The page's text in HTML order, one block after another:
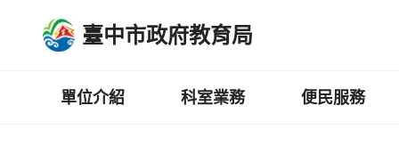
臺中市政府教育局
單位介紹 科室業務 便民服務